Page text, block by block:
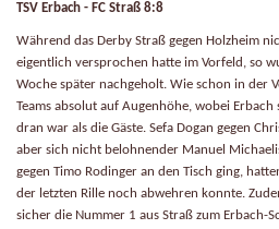
TSV Erbach - FC Straß 8:8
Während das Derby Straß gegen Holzheim
eigentlich versprochen hatte im Vorfeld, so
Woche später nachgeholt. Wie schon in der
Teams absolut auf Augenhöhe, wobei Erbach
dran war als die Gäste. Sefa Dogan gegen
aber sich nicht belohnender Manuel
gegen Timo Rodinger an den Tisch ging,
der letzten Rille noch abwehren konnte.
sicher die Nummer 1 aus Straß zum Erbach-